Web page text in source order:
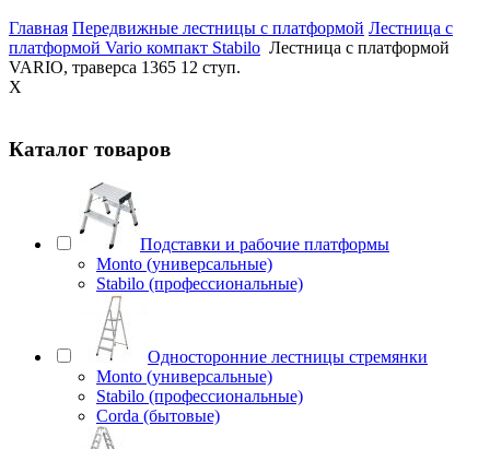
Главная Передвижные лестницы с платформой Лестница с
платформой Vario компакт Stabilo Лестница с платформой
VARIO, траверса 1365 12 ступ.
X
Каталог товаров
Подставки и рабочие платформы
Monto (универсальные)
Stabilo (профессиональные)
Односторонние лестницы стремянки
Monto (универсальные)
Stabilo (профессиональные)
Corda (бытовые)